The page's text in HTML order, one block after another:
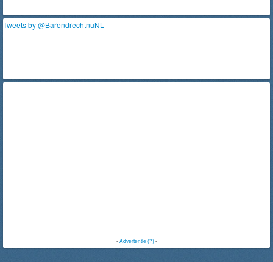
Tweets by @BarendrechtnuNL
-Advertentie (?)-